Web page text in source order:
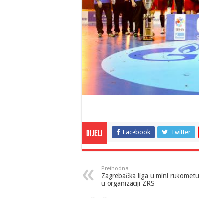
Dijeli Facebook Twitter
Prethodna
Zagrebačka liga u mini rukometu
u organizaciji ZRS